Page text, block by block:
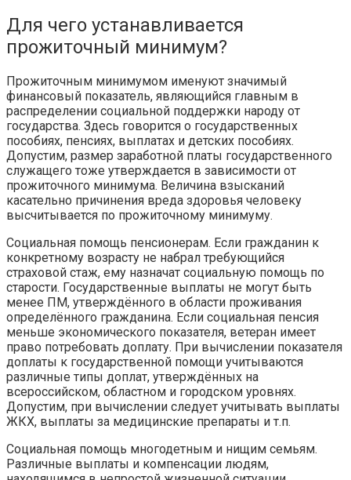
Для чего устанавливается
прожиточный минимум?
Прожиточным минимумом именуют значимый
финансовый показатель, являющийся главным в
распределении социальной поддержки народу от
государства. Здесь говорится о государственных
пособиях, пенсиях, выплатах и детских пособиях.
Допустим, размер заработной платы государственного
служащего тоже утверждается в зависимости от
прожиточного минимума. Величина взысканий
касательно причинения вреда здоровья человеку
высчитывается по прожиточному минимуму.
Социальная помощь пенсионерам. Если гражданин к
конкретному возрасту не набрал требующийся
страховой стаж, ему назначат социальную помощь по
старости. Государственные выплаты не могут быть
менее ПМ, утверждённого в области проживания
определённого гражданина. Если социальная пенсия
меньше экономического показателя, ветеран имеет
право потребовать доплату. При вычислении показателя
доплаты к государственной помощи учитываются
различные типы доплат, утверждённых на
всероссийском, областном и городском уровнях.
Допустим, при вычислении следует учитывать выплаты
ЖКХ, выплаты за медицинские препараты и т.п.
Социальная помощь многодетным и нищим семьям.
Различные выплаты и компенсации людям,